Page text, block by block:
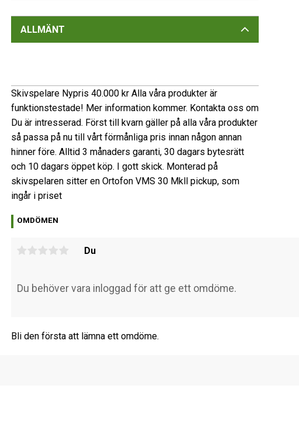
ALLMÄNT
Skivspelare Nypris 40.000 kr Alla våra produkter är
funktionstestade! Mer information kommer. Kontakta oss om
Du är intresserad. Först till kvarn gäller på alla våra produkter
så passa på nu till vårt förmånliga pris innan någon annan
hinner före. Alltid 3 månaders garanti, 30 dagars bytesrätt
och 10 dagars öppet köp. I gott skick. Monterad på
skivspelaren sitter en Ortofon VMS 30 Mkll pickup, som
ingår i priset
OMDÖMEN
Du
Bli den första att lämna ett omdöme.